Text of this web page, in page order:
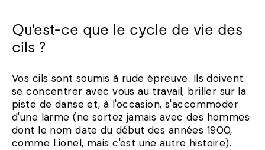
Qu'est-ce que le cycle de vie des
cils ?
Vos cils sont soumis à rude épreuve. Ils doivent
se concentrer avec vous au travail, briller sur la
piste de danse et, à l'occasion, s'accommoder
d'une larme (ne sortez jamais avec des hommes
dont le nom date du début des années 1900,
comme Lionel, mais c'est une autre histoire).